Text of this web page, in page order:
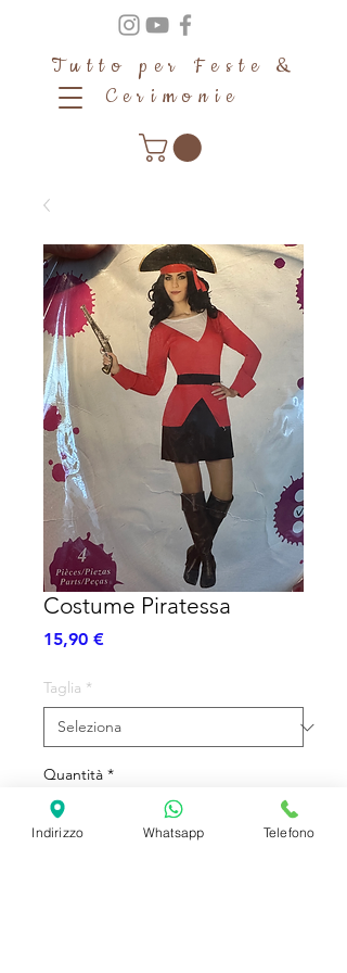
Tutto per Feste &
Cerimonie
Costume Piratessa
15,90 €Prezzo
Taglia *
Quantità *
Indirizzo Whatsapp Telefono